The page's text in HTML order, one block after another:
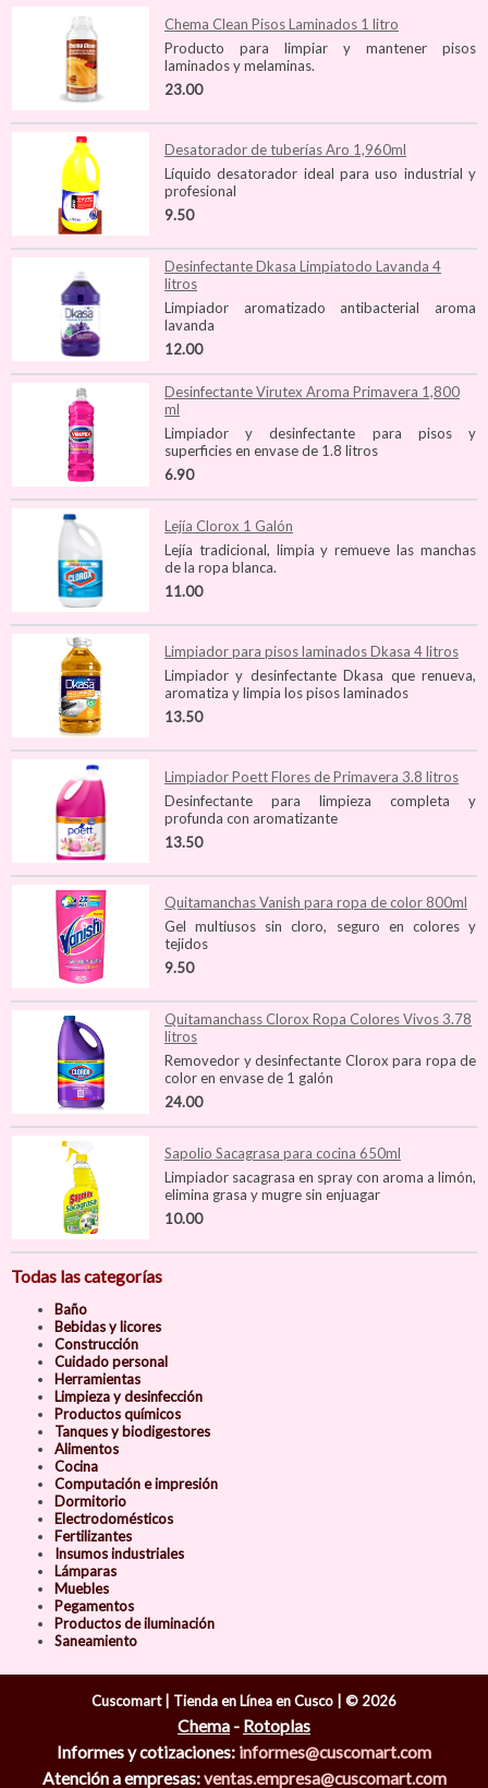
Chema Clean Pisos Laminados 1 litro
Producto para limpiar y mantener pisos
laminados y melaminas.
23.00
Desatorador de tuberías Aro 1,960ml
Líquido desatorador ideal para uso industrial y
profesional
9.50
Desinfectante Dkasa Limpiatodo Lavanda 4
litros
Limpiador aromatizado antibacterial aroma
lavanda
12.00
Desinfectante Virutex Aroma Primavera 1,800
ml
Limpiador y desinfectante para pisos y
superficies en envase de 1.8 litros
6.90
Lejía Clorox 1 Galón
Lejía tradicional, limpia y remueve las manchas
de la ropa blanca.
11.00
Limpiador para pisos laminados Dkasa 4 litros
Limpiador y desinfectante Dkasa que renueva,
aromatiza y limpia los pisos laminados
13.50
Limpiador Poett Flores de Primavera 3.8 litros
Desinfectante para limpieza completa y
profunda con aromatizante
13.50
Quitamanchas Vanish para ropa de color 800ml
Gel multiusos sin cloro, seguro en colores y
tejidos
9.50
Quitamanchass Clorox Ropa Colores Vivos 3.78
litros
Removedor y desinfectante Clorox para ropa de
color en envase de 1 galón
24.00
Sapolio Sacagrasa para cocina 650ml
Limpiador sacagrasa en spray con aroma a limón,
elimina grasa y mugre sin enjuagar
10.00
Todas las categorías
Baño
Bebidas y licores
Construcción
Cuidado personal
Herramientas
Limpieza y desinfección
Productos químicos
Tanques y biodigestores
Alimentos
Cocina
Computación e impresión
Dormitorio
Electrodomésticos
Fertilizantes
Insumos industriales
Lámparas
Muebles
Pegamentos
Productos de iluminación
Saneamiento
Cuscomart | Tienda en Línea en Cusco | © 2026
Chema - Rotoplas
Informes y cotizaciones: informes@cuscomart.com
Atención a empresas:ventas.empresa@cuscomart.com